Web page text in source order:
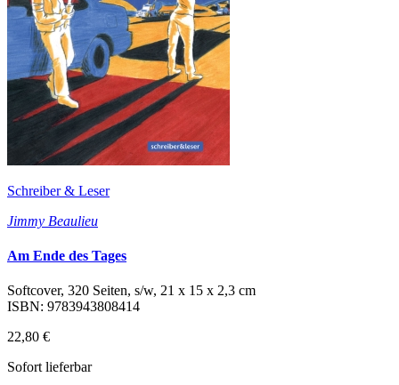
Schreiber & Leser
Jimmy Beaulieu
Am Ende des Tages
Softcover, 320 Seiten, s/w, 21 x 15 x 2,3 cm
ISBN: 9783943808414
22,80 €
Sofort lieferbar